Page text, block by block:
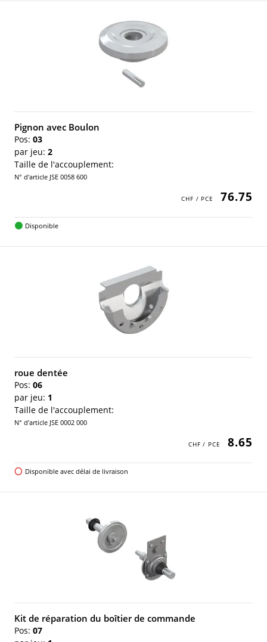
Pignon avec Boulon
Pos: 03
par jeu: 2
Taille de l'accouplement:
N° d'article JSE 0058 600
76.75
Disponible
roue dentée
Pos: 06
par jeu: 1
Taille de l'accouplement:
N° d'article JSE 0002 000
8.65
Disponible avec délai de livraison
Kit de réparation du boîtier de commande
Pos: 07